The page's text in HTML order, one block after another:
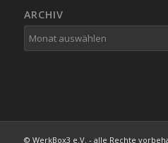
ARCHIV
© WerkBox3 e.V. - alle Rechte